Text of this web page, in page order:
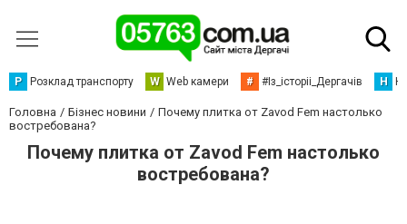
Р Розклад транспорту W Web камери # #Із_історіі_Дергачів Н
Головна Бізнес новини
Почему плитка от Zavod Fem настолько
востребована?
Почему плитка от Zavod Fem настолько
востребована?